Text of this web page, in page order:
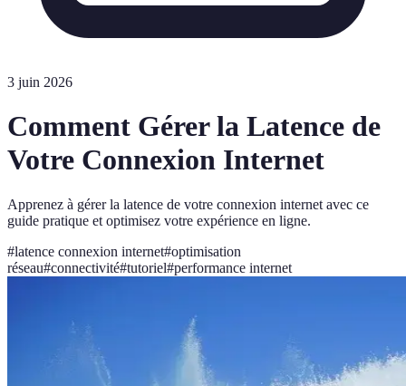
3 juin 2026
Comment Gérer la Latence de
Votre Connexion Internet
Apprenez à gérer la latence de votre connexion internet avec ce
guide pratique et optimisez votre expérience en ligne.
#latence connexion internet#optimisation
réseau#connectivité#tutoriel#performance internet